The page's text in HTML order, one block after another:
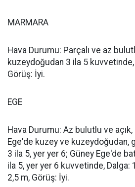
MARMARA
Hava Durumu: Parçalı ve az
kuzeydoğudan 3 ila 5 kuvvetinde,
Görüş: İyi.
EGE
Hava Durumu: Az bulutlu ve
Ege'de kuzey ve kuzeydoğudan,
3 ila 5, yer yer 6; Güney Ege'de
ila 5, yer yer 6 kuvvetinde, Dalga:
2,5 m, Görüş: İyi.